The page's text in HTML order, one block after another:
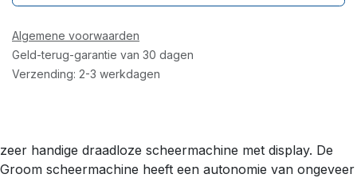
Algemene voorwaarden
Geld-terug-garantie van 30 dagen
Verzending: 2-3 werkdagen
zeer handige draadloze scheermachine met display. De
Groom scheermachine heeft een autonomie van ongeveer